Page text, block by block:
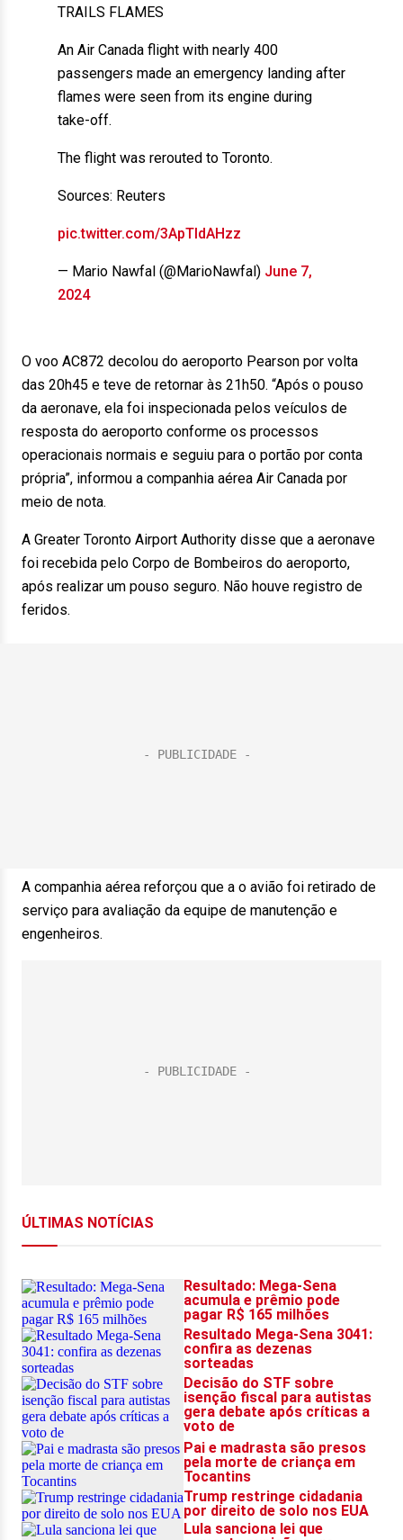
TRAILS FLAMES
An Air Canada flight with nearly 400
passengers made an emergency landing after
flames were seen from its engine during
take-off.
The flight was rerouted to Toronto.
Sources: Reuters
pic.twitter.com/3ApTIdAHzz
— Mario Nawfal (@MarioNawfal) June 7,
2024
O voo AC872 decolou do aeroporto Pearson por volta
das 20h45 e teve de retornar às 21h50. “Após o pouso
da aeronave, ela foi inspecionada pelos veículos de
resposta do aeroporto conforme os processos
operacionais normais e seguiu para o portão por conta
própria”, informou a companhia aérea Air Canada por
meio de nota.
A Greater Toronto Airport Authority disse que a aeronave
foi recebida pelo Corpo de Bombeiros do aeroporto,
após realizar um pouso seguro. Não houve registro de
feridos.
A companhia aérea reforçou que a o avião foi retirado de
serviço para avaliação da equipe de manutenção e
engenheiros.